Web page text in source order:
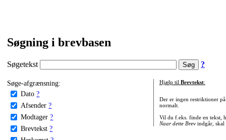
Søgning i brevbasen
Søgetekst ?
Søge-afgrænsning:
Dato ?
Afsender ?
Modtager ?
Brevtekst ?
Hjælp til Brevtekst:
Der er ingen restriktioner
normalt.
Vil du f.eks. finde en tekst,
Naar dette Brevindgår, skal